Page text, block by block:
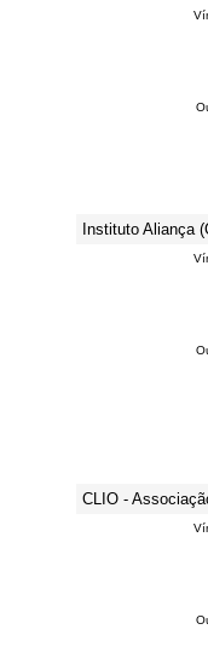
Instituto Aliança
CLIO -